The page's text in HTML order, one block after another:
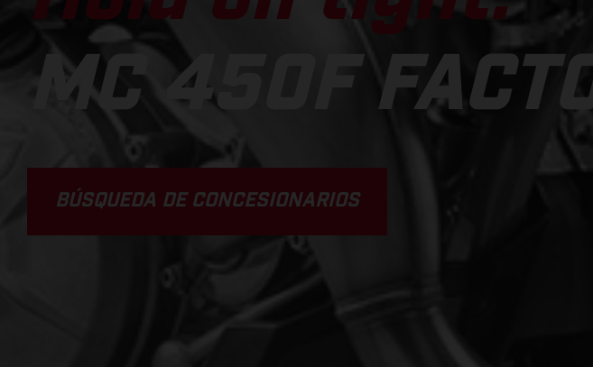
MC 450F
BÚSQUEDA DE CONCESIONARIOS